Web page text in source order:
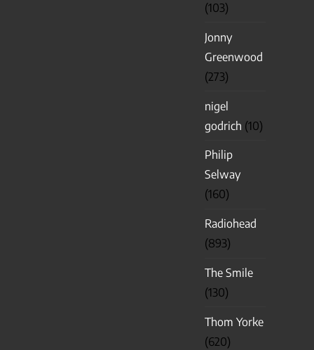
(103)
Jonny
Greenwood
(273)
nigel
godrich (10)
Philip
Selway
(160)
Radiohead
(893)
The Smile
(130)
Thom Yorke
(620)